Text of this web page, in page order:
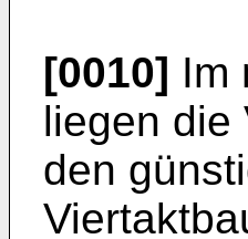
[0010] Im
liegen die
den